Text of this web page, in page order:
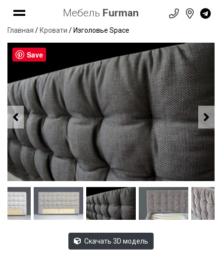
Мебель Furman
Главная / Кровати / Изголовье Space
Скачать 3D модель
Save